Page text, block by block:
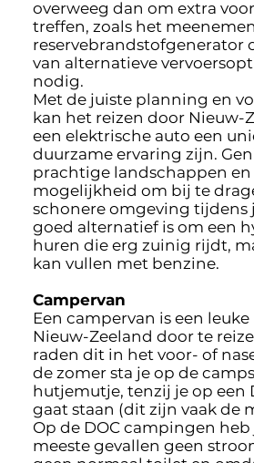
overweeg dan om extra
treffen, zoals het
reservebrandstofgenerator
van alternatieve
nodig.
Met de juiste planning en
kan het reizen door Nieuw-
een elektrische auto een
duurzame ervaring zijn.
prachtige landschappen en
mogelijkheid om bij te
schonere omgeving tijdens
goed alternatief is om een
huren die erg zuinig rijdt,
kan vullen met benzine.
Campervan
Een campervan is een
Nieuw-Zeeland door te
raden dit in het voor- of
de zomer sta je op de
hutjemutje, tenzij je op een
gaat staan (dit zijn vaak de
Op de DOC campingen
meeste gevallen geen